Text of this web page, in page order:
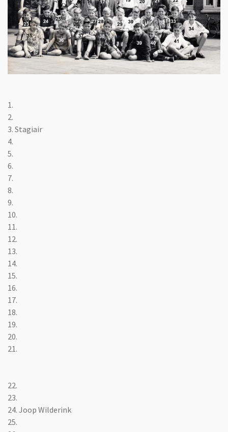
1.
2.
3. Stagiair
4.
5.
6.
7.
8.
9.
10.
11.
12.
13.
14.
15.
16.
17.
18.
19.
20.
21.
22.
23.
24. Joop Wilderink
25.